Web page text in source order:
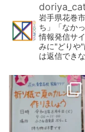
doriya_cat
岩手県花巻
ち」「なか
情報発信サ
みに"どりや
は返信でき